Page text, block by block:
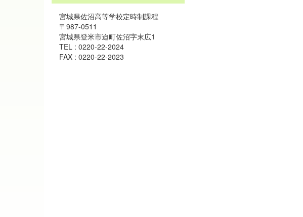
宮城県佐沼高等学校定時制課程
〒987-0511
宮城県登米市迫町佐沼字末広1
TEL : 0220-22-2024
FAX : 0220-22-2023